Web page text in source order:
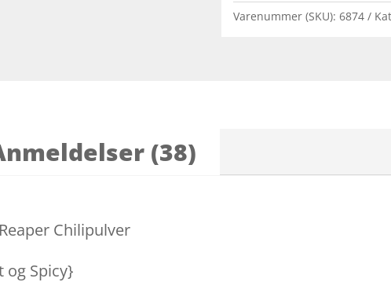
Varenummer (SKU): 6874
(38)
Chilipulver
og Spicy}